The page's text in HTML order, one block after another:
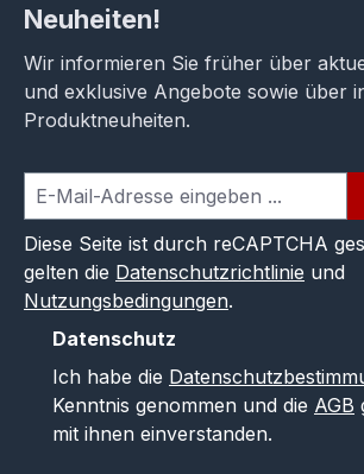
Neuheiten!
Wir informieren Sie früher über
und exklusive Angebote sowie über
Produktneuheiten.
Diese Seite ist durch reCAPTCHA
gelten die Datenschutzrichtlinie und
Nutzungsbedingungen.
Datenschutz
Ich habe die
Kenntnis genommen und die AGB
mit ihnen einverstanden.